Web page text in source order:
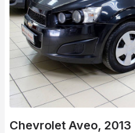
Chevrolet Aveo, 2013